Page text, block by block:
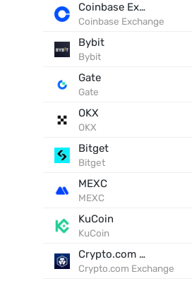
Coinbase Exchange
Coinbase Exchange
Bybit
Bybit
Gate
Gate
OKX
OKX
Bitget
Bitget
MEXC
MEXC
KuCoin
KuCoin
Crypto.com Exchange
Crypto.com Exchange